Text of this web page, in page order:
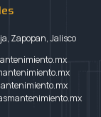
Zapopan, Jalisco